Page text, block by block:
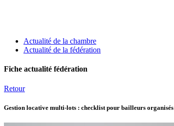
Actualité de la chambre
Actualité de la fédération
Fiche actualité fédération
Retour
Gestion locative multi-lots : checklist pour bailleurs organisés